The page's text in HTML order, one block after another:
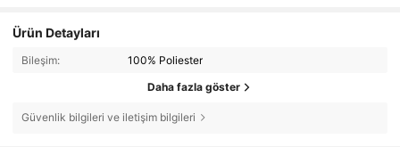
Ürün Detayları
Bileşim: 100% Poliester
Daha fazla göster
Güvenlik bilgileri ve iletişim bilgileri